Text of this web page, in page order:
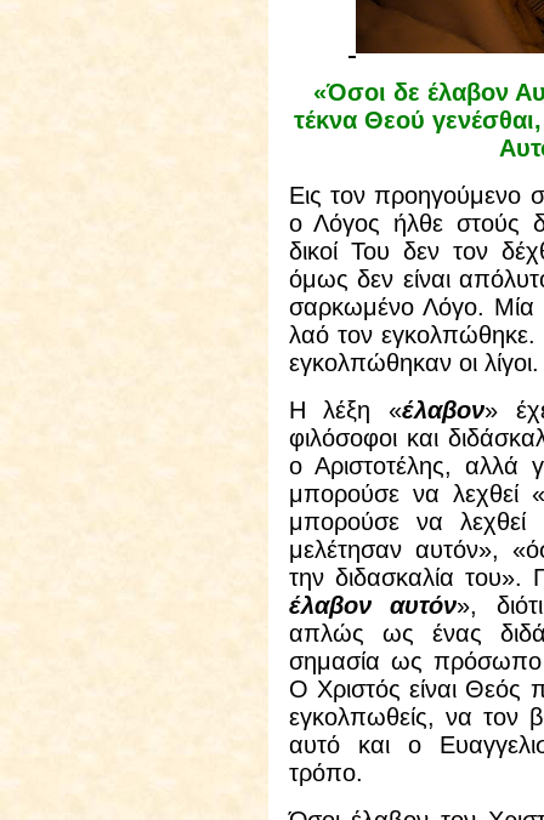
«Όσοι δε έλαβον
τέκνα Θεού
Εις τον προηγούμενο
ο Λόγος ήλθε στούς
δικοί Του δεν τον
όμως δεν είναι
σαρκωμένο Λόγο. Μία
λαό τον εγκολπώθηκε.
εγκολπώθηκαν οι λίγοι.
Η λέξη «έλαβον»
φιλόσοφοι και
ο Αριστοτέλης, αλλά
μπορούσε να λεχθεί «
μπορούσε να λεχθεί
μελέτησαν αυτόν»,
την διδασκαλία του».
έλαβον αυτόν»,
απλώς ως ένας
σημασία ως πρόσωπο
Ο Χριστός είναι Θεός
εγκολπωθείς, να τον
αυτό και ο
τρόπο.